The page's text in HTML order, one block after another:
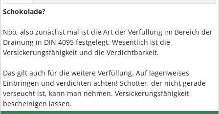
Schokolade?
Nöö, also zunächst mal ist die Art der Verfüllung im Bereich der
Drainung in DIN 4095 festgelegt. Wesentlich ist die
Versickerungsfähigkeit und die Verdichtbarkeit.
Das gilt auch für die weitere Verfüllung. Auf lagenweises
Einbringen und verdichten achten! Schotter, der nicht gerade
verseucht ist, kann man nehmen. Versickerungsfähigkeit
bescheinigen lassen.